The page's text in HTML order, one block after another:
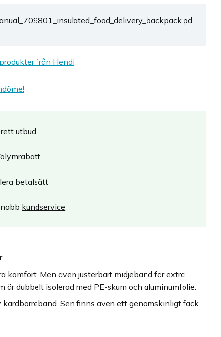
från Hendi
utbud
betalsätt
kundservice
komfort. Men även justerbart midjeband för extra
dubbelt isolerad med PE-skum och aluminumfolie.
Sen finns även ett genomskinligt fack